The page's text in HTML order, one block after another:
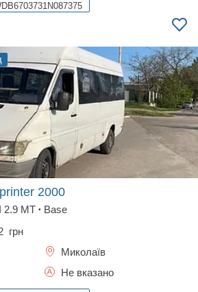
2000
2.9 MT • Base
грн
Миколаїв
Не вказано